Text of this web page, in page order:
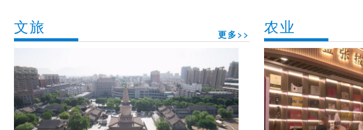
文旅 更多>> 农业